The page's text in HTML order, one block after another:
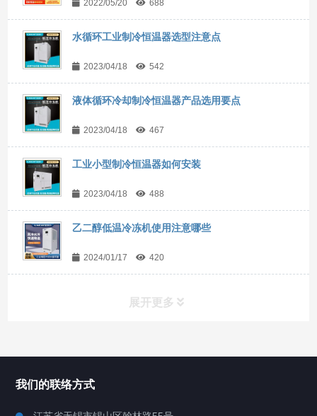
2022/05/20 688
水循环工业制冷恒温器选型注意点
2023/04/18 542
液体循环冷却制冷恒温器产品选用要点
2023/04/18 467
工业小型制冷恒温器如何安装
2023/04/18 488
乙二醇低温冷冻机使用注意哪些
2024/01/17 420
展开更多
我们的联络方式